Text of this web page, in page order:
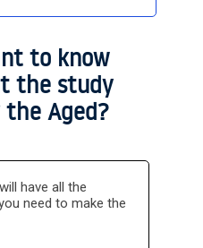
guarantees that it will
contained in DBK
the training of Artificial
to know
the study
Aged?
have all the
need to make the